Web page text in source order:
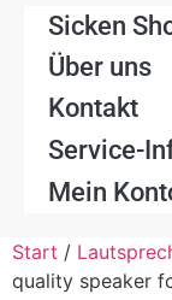
Sicken
Über uns
Kontakt
Service-
Mein
Start /
quality speaker